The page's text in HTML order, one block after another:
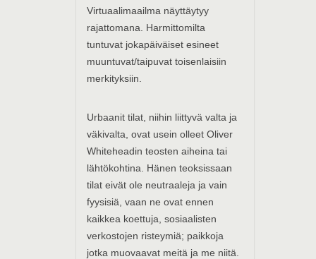
Virtuaalimaailma näyttäytyy
rajattomana. Harmittomilta
tuntuvat jokapäiväiset esineet
muuntuvat/taipuvat toisenlaisiin
merkityksiin.
Urbaanit tilat, niihin liittyvä valta ja
väkivalta, ovat usein olleet Oliver
Whiteheadin teosten aiheina tai
lähtökohtina. Hänen teoksissaan
tilat eivät ole neutraaleja ja vain
fyysisiä, vaan ne ovat ennen
kaikkea koettuja, sosiaalisten
verkostojen risteymiä; paikkoja
jotka muovaavat meitä ja me niitä.